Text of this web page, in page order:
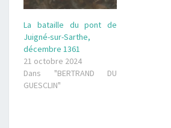
La bataille du pont de
Juigné-sur-Sarthe,
décembre 1361
21 octobre 2024
Dans "BERTRAND DU
GUESCLIN"